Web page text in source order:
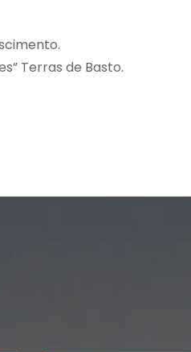
Terras de Basto.